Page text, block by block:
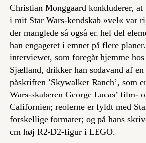
Christian Monggaard konkluderer, at
i mit Star Wars-kendskab »vel« var
der manglede så også en hel del
han engageret i emnet på flere
interviewet, som foregår hjemme
Sjælland, drikker han sodavand af
påskriften ’Skywalker Ranch’, som
Wars-skaberen George Lucas’ film-
Californien; reolerne er fyldt med
forskellige formater; og på hans
cm høj R2-D2-figur i LEGO.